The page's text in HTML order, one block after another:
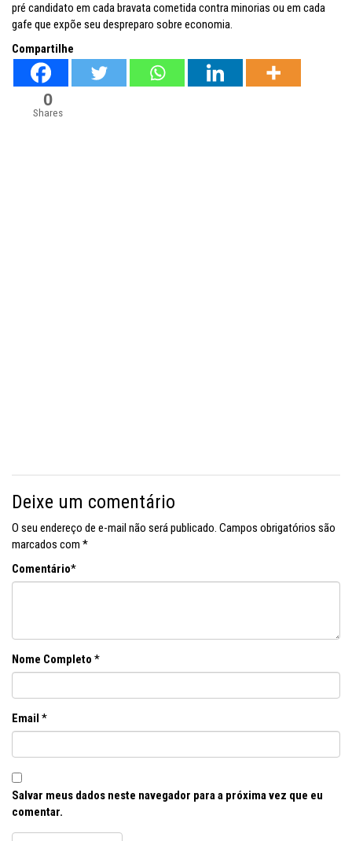
pré candidato em cada bravata cometida contra minorias ou em cada
gafe que expõe seu despreparo sobre economia.
Compartilhe
0
Shares
Deixe um comentário
O seu endereço de e-mail não será publicado. Campos obrigatórios são
marcados com *
Comentário*
Nome Completo *
Email *
Salvar meus dados neste navegador para a próxima vez que eu
comentar.